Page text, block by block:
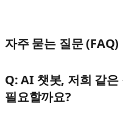
자주 묻는 질문 (FAQ)
Q: AI 챗봇, 저희 같
필요할까요?